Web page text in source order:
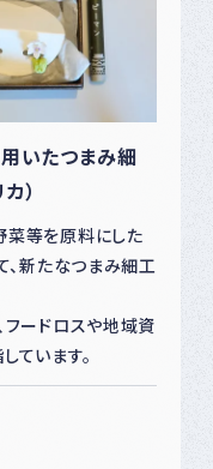
用いたつまみ細
）
等を原料にした
、新たなつまみ細工
フードロスや地域資
ています。